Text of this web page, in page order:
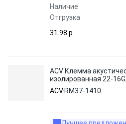
Наличие
Отгрузка
31.98 p.
ACV Клемма
изолированная 22-
RM37-1410
ACV RM37-1410